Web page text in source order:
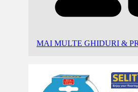
MAI MULTE GHIDURI &